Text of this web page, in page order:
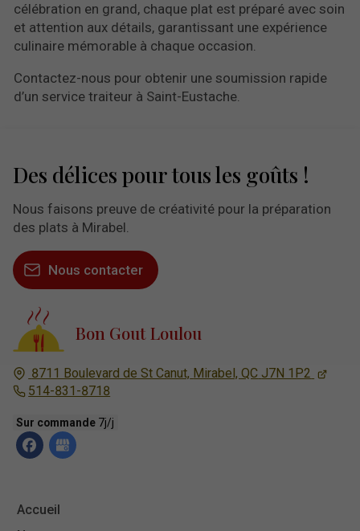
célébration en grand, chaque plat est préparé avec soin
et attention aux détails, garantissant une expérience
culinaire mémorable à chaque occasion.
Contactez-nous pour obtenir une soumission rapide
d’un service traiteur à Saint-Eustache.
Bon Gout Loulou
8711 Boulevard de St Canut, Mirabel, QC J7N 1P2
514-831-8718
Sur commande 7j/j
Accueil
Des délices pour tous les goûts !
Nous faisons preuve de créativité pour la préparation
des plats à Mirabel.
Nous contacter